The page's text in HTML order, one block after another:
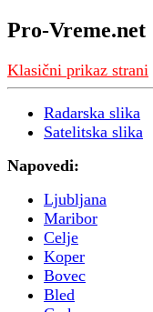
Pro-Vreme.net
Klasični prikaz strani
Radarska slika
Satelitska slika
Napovedi:
Ljubljana
Maribor
Celje
Koper
Bovec
Bled